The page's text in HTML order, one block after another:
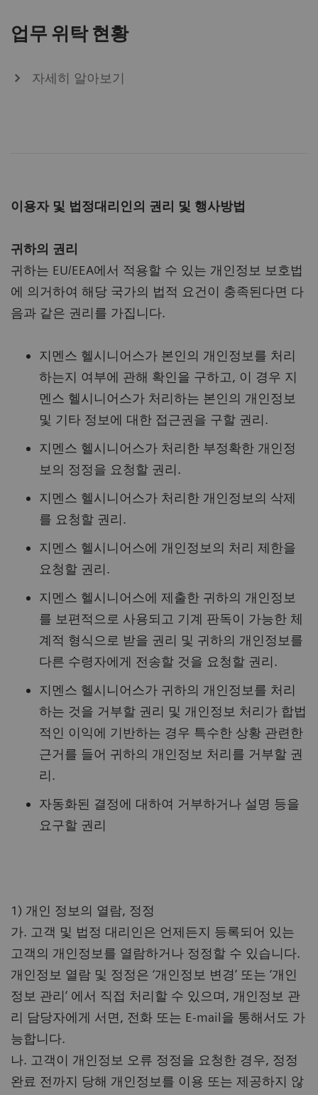
업무 위탁 현황
자세히 알아보기
이용자 및 법정대리인의 권리 및 행사방법
귀하의 권리
귀하는 EU/EEA에서 적용할 수 있는 개인정보 보호법
에 의거하여 해당 국가의 법적 요건이 충족된다면 다
음과 같은 권리를 가집니다.
지멘스 헬시니어스가 본인의 개인정보를 처리
하는지 여부에 관해 확인을 구하고, 이 경우 지
멘스 헬시니어스가 처리하는 본인의 개인정보
및 기타 정보에 대한 접근권을 구할 권리.
지멘스 헬시니어스가 처리한 부정확한 개인정
보의 정정을 요청할 권리.
지멘스 헬시니어스가 처리한 개인정보의 삭제
를 요청할 권리.
지멘스 헬시니어스에 개인정보의 처리 제한을
요청할 권리.
지멘스 헬시니어스에 제출한 귀하의 개인정보
를 보편적으로 사용되고 기계 판독이 가능한 체
계적 형식으로 받을 권리 및 귀하의 개인정보를
다른 수령자에게 전송할 것을 요청할 권리.
지멘스 헬시니어스가 귀하의 개인정보를 처리
하는 것을 거부할 권리 및 개인정보 처리가 합법
적인 이익에 기반하는 경우 특수한 상황 관련한
근거를 들어 귀하의 개인정보 처리를 거부할 권
리.
자동화된 결정에 대하여 거부하거나 설명 등을
요구할 권리
1) 개인 정보의 열람, 정정
가. 고객 및 법정 대리인은 언제든지 등록되어 있는
고객의 개인정보를 열람하거나 정정할 수 있습니다.
개인정보 열람 및 정정은 ‘개인정보 변경’ 또는 ‘개인
정보 관리’ 에서 직접 처리할 수 있으며, 개인정보 관
리 담당자에게 서면, 전화 또는 E-mail을 통해서도 가
능합니다.
나. 고객이 개인정보 오류 정정을 요청한 경우, 정정
완료 전까지 당해 개인정보를 이용 또는 제공하지 않